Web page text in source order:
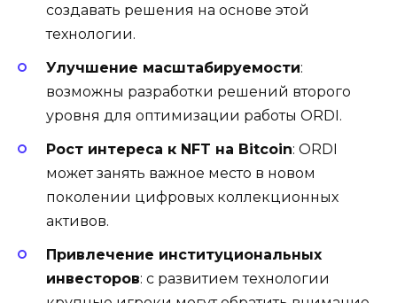
создавать решения на основе этой
технологии.
Улучшение масштабируемости:
возможны разработки решений второго
уровня для оптимизации работы ORDI.
Рост интереса к NFT на Bitcoin: ORDI
может занять важное место в новом
поколении цифровых коллекционных
активов.
Привлечение институциональных
инвесторов: с развитием технологии